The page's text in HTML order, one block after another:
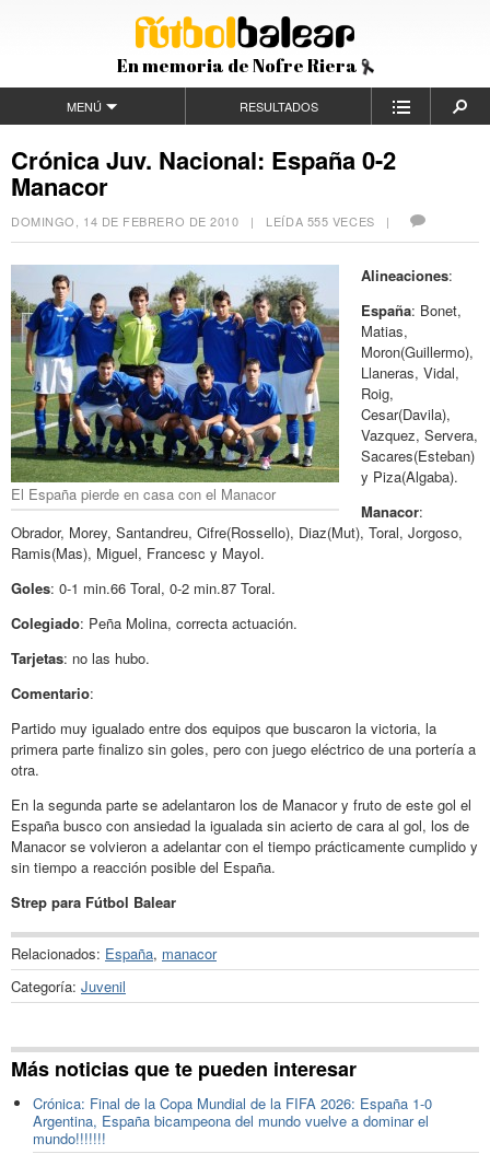
En memoria de Nofre Riera
MENÚ RESULTADOS
Crónica Juv. Nacional: España 0-2
Manacor
DOMINGO, 14 DE FEBRERO DE 2010 | LEÍDA 555 VECES |
El España pierde en casa con el Manacor
Alineaciones:
España: Bonet,
Matias,
Moron(Guillermo),
Llaneras, Vidal,
Roig,
Cesar(Davila),
Vazquez, Servera,
Sacares(Esteban)
y Piza(Algaba).
Manacor:
Obrador, Morey, Santandreu, Cifre(Rossello), Diaz(Mut), Toral, Jorgoso,
Ramis(Mas), Miguel, Francesc y Mayol.
Goles: 0-1 min.66 Toral, 0-2 min.87 Toral.
Colegiado: Peña Molina, correcta actuación.
Tarjetas: no las hubo.
Comentario:
Partido muy igualado entre dos equipos que buscaron la victoria, la
primera parte finalizo sin goles, pero con juego eléctrico de una portería a
otra.
En la segunda parte se adelantaron los de Manacor y fruto de este gol el
España busco con ansiedad la igualada sin acierto de cara al gol, los de
Manacor se volvieron a adelantar con el tiempo prácticamente cumplido y
sin tiempo a reacción posible del España.
Strep para Fútbol Balear
Relacionados: España, manacor
Categoría: Juvenil
Más noticias que te pueden interesar
Crónica: Final de la Copa Mundial de la FIFA 2026: España 1-0
Argentina, España bicampeona del mundo vuelve a dominar el
mundo!!!!!!!